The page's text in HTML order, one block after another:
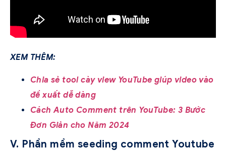
XEM THÊM:
Chia sẻ tool cày view YouTube giúp video vào
đề xuất dễ dàng
Cách Auto Comment trên YouTube: 3 Bước
Đơn Giản cho Năm 2024
V. Phần mềm seeding comment Youtube